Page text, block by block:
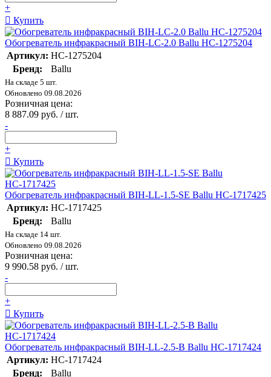
+
Купить
Обогреватель инфракрасный BIH-LC-2.0 Ballu НС-1275204
Артикул: НС-1275204
Бренд:
Ballu
На складе 5 шт.
Обновлено 09.08.2026
Розничная цена:
8 887.09 руб. / шт.
-
+
Купить
Обогреватель инфракрасный BIH-LL-1.5-SE Ballu НС-1717425
Артикул: НС-1717425
Бренд:
Ballu
На складе 14 шт.
Обновлено 09.08.2026
Розничная цена:
9 990.58 руб. / шт.
-
+
Купить
Обогреватель инфракрасный BIH-LL-2.5-B Ballu НС-1717424
Артикул: НС-1717424
Бренд:
Ballu